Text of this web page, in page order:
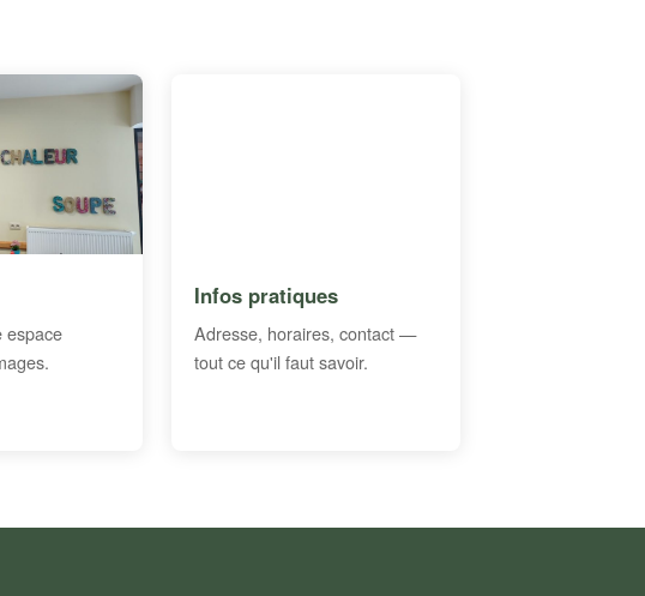
espace
Infos pratiques
Adresse, horaires, contact —
tout ce qu'il faut savoir.